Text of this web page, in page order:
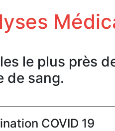
le plus près
de sang.
COVID 19